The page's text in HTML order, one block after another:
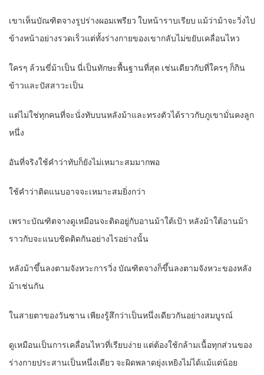
เขาเห็นบัณฑิตจางรูปร่างผอมเพรียว ใบหน้าราบเรียบ แม้ว่าม้าจะวิ่งไป
ข้างหน้าอย่างรวดเร็วแต่ทั้งร่างกายของเขากลับไม่ขยับเคลื่อนไหว
ใครๆ ล้วนขี่ม้าเป็น นี่เป็นทักษะพื้นฐานที่สุด เช่นเดียวกับที่ใครๆ ก็กิน
ข้าวและปัสสาวะเป็น
แต่ไม่ใช่ทุกคนที่จะนั่งทับบนหลังม้าและทรงตัวได้ราวกับภูเขามั่นคงลูก
หนึ่ง
อันที่จริงใช้คำว่าทับก็ยังไม่เหมาะสมมากพอ
ใช้คำว่าติดแนบอาจจะเหมาะสมยิ่งกว่า
เพราะบัณฑิตจางดูเหมือนจะติดอยู่กับอานม้าใต้เป้า หลังม้าใต้อานม้า
ราวกับจะแนบชิดติดกันอย่างไรอย่างนั้น
หลังม้าขึ้นลงตามจังหวะการวิ่ง บัณฑิตจางก็ขึ้นลงตามจังหวะของหลัง
ม้าเช่นกัน
ในสายตาของวันซาน เพียงรู้สึกว่าเป็นหนึ่งเดียวกันอย่างสมบูรณ์
ดูเหมือนเป็นการเคลื่อนไหวที่เรียบง่าย แต่ต้องใช้กล้ามเนื้อทุกส่วนของ
ร่างกายประสานเป็นหนึ่งเดียว จะผิดพลาดยุ่งเหยิงไม่ได้แม้แต่น้อย